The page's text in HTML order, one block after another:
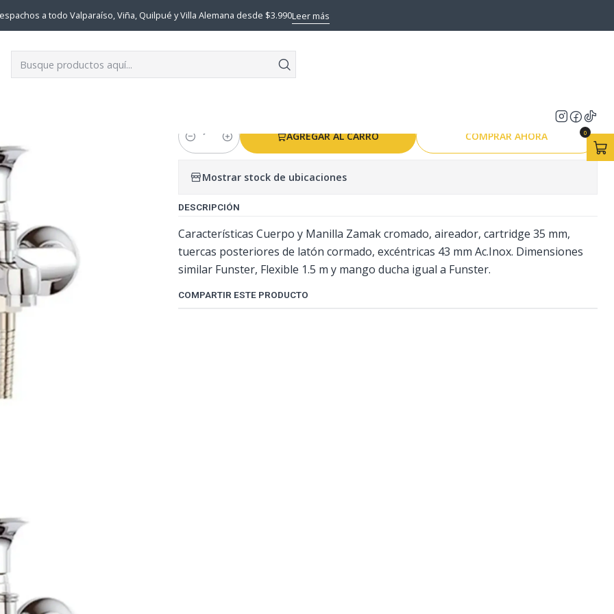
0
a todo Valparaíso, Viña, Quilpué y Villa Alemana desde $3.990Leer más
GRIFERIAS BAÑO MONOMANDO TINA DUCHA COLOMBA TAUMM
MONOMANDO TINA DUCHA COLOMBA
Cantidad
AGREGAR AL CARRO COMPRAR AHORA
Mostrar stock de ubicaciones
DESCRIPCIÓN
Características Cuerpo y Manilla Zamak cromado, aireador, cartridge 35 mm,
tuercas posteriores de latón cormado, excéntricas 43 mm Ac.Inox. Dimensiones
similar Funster, Flexible 1.5 m y mango ducha igual a Funster.
COMPARTIR ESTE PRODUCTO